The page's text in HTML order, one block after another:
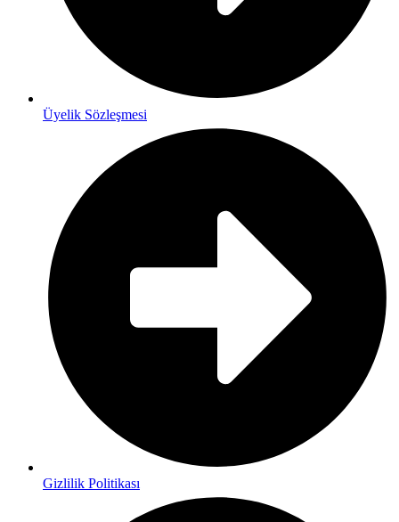
Üyelik Sözleşmesi
Gizlilik Politikası